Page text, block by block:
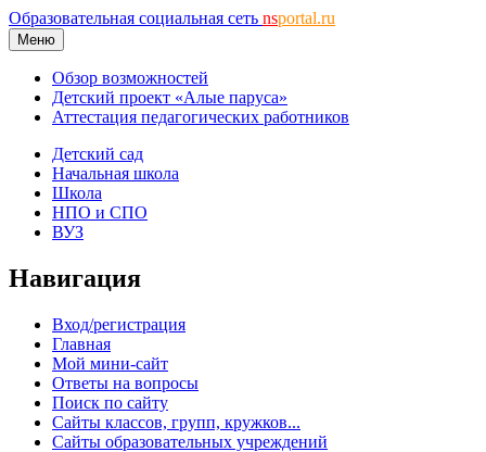
Образовательная социальная сеть nsportal.ru
Меню
Обзор возможностей
Детский проект «Алые паруса»
Аттестация педагогических работников
Детский сад
Начальная школа
Школа
НПО и СПО
ВУЗ
Навигация
Вход/регистрация
Главная
Мой мини-сайт
Ответы на вопросы
Поиск по сайту
Сайты классов, групп, кружков...
Сайты образовательных учреждений